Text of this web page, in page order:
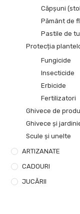
Căpșuni
Pământ de
Pastile de
Protecția
Fungicide
Insecticide
Erbicide
Fertilizatori
Ghivece de
Ghivece și
Scule și unelte
ARTIZANATE
CADOURI
JUCĂRII